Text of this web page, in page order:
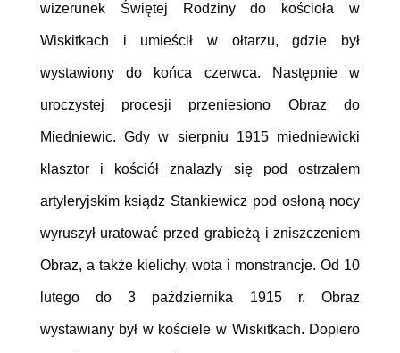
wizerunek Świętej Rodziny do kościoła w
Wiskitkach i umieścił w ołtarzu, gdzie był
wystawiony do końca czerwca. Następnie w
uroczystej procesji przeniesiono Obraz do
Miedniewic. Gdy w sierpniu 1915 miedniewicki
klasztor i kościół znalazły się pod ostrzałem
artyleryjskim ksiądz Stankiewicz pod osłoną nocy
wyruszył uratować przed grabieżą i zniszczeniem
Obraz, a także kielichy, wota i monstrancje. Od 10
lutego do 3 października 1915 r. Obraz
wystawiany był w kościele w Wiskitkach. Dopiero